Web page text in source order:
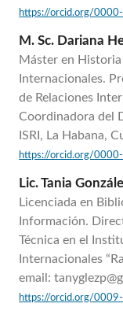
https://orcid.org/
M. Sc. Dariana
Máster en
Internacionales.
de Relaciones
Coordinadora del
ISRI, La Habana,
https://orcid.org/
Lic. Tania
Licenciada en
Información.
Técnica en el
Internacionales
email:
https://orcid.org/